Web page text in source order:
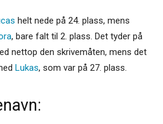
helt nede på 24. plass, mens
, bare falt til 2. plass. Det tyder på
nettop den skrivemåten, mens det
Lukas, som var på 27. plass.